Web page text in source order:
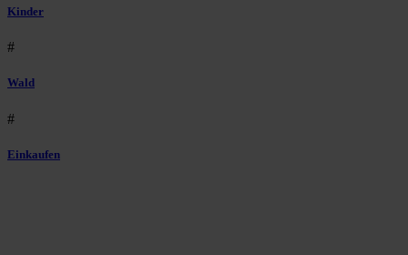
Kinder
#
Wald
#
Einkaufen